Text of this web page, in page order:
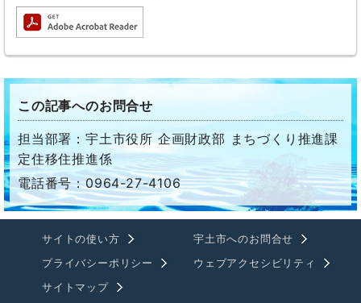
この記事へのお問合せ
担当部署：宇土市役所 企画財政部 まちづくり推進課
定住移住推進係
電話番号：0964-27-4106
サイトの使い方
宇土市へのお問合せ
プライバシーポリシー
ウェブアクセシビリティ
サイトマップ